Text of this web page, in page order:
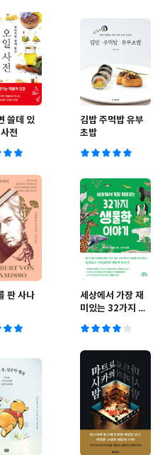
쓸데 있
전
김밥 주먹밥 유부
초밥
판 사나
세상에서 가장 재
미있는 32가지 생